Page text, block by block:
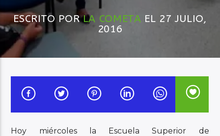
ESCRITO PORLA COMETA EL 27 JULIO,
2016
Hoy miércoles la Escuela Superior de